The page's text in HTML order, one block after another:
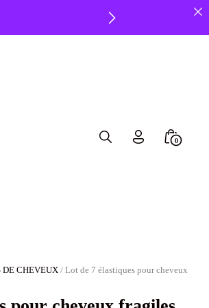
Search
0
DE CHEVEUX/ Lot de 7 élastiques pour cheveux